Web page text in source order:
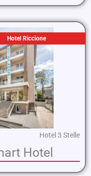
Hotel Riccione
Hotel 3 Stelle
Hotel